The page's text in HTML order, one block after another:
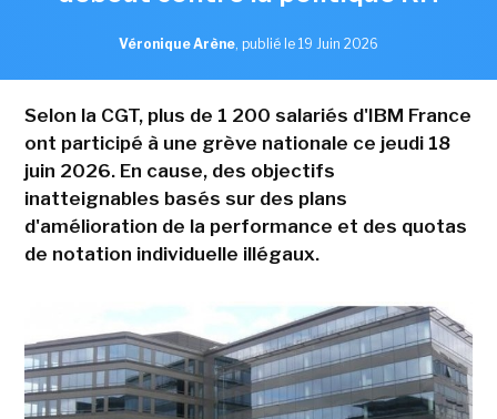
Véronique Arène, publié le 19 Juin 2026
Selon la CGT, plus de 1 200 salariés d'IBM France
ont participé à une grève nationale ce jeudi 18
juin 2026. En cause, des objectifs
inatteignables basés sur des plans
d'amélioration de la performance et des quotas
de notation individuelle illégaux.